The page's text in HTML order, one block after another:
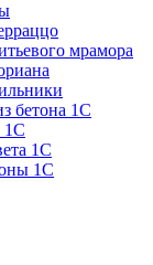
мрамора
бетона 1С
1С
1С
1С